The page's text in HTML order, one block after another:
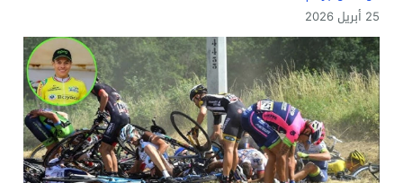
25 أبريل 2026